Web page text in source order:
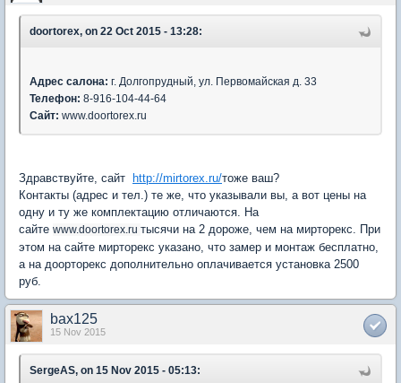
doortorex, on 22 Oct 2015 - 13:28:
Адрес салона: г. Долгопрудный, ул. Первомайская д. 33
Телефон: 8-916-104-44-64
Сайт: www.doortorex.ru
Здравствуйте, сайт http://mirtorex.ru/тоже ваш?
Контакты (адрес и тел.) те же, что указывали вы, а вот цены на
одну и ту же комплектацию отличаются. На
сайте www.doortorex.ru тысячи на 2 дороже, чем на мирторекс. При
этом на сайте мирторекс указано, что замер и монтаж бесплатно,
а на доорторекс дополнительно оплачивается установка 2500
руб.
bax125
15 Nov 2015
SergeAS, on 15 Nov 2015 - 05:13: